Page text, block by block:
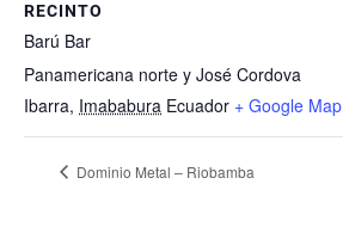
RECINTO
Barú Bar
Panamericana norte y José Cordova
Ibarra, Imababura Ecuador + Google Map
Dominio Metal – Riobamba